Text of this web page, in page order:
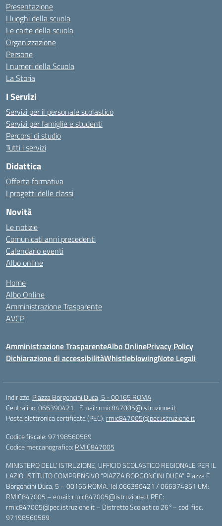
Presentazione
I luoghi della scuola
Le carte della scuola
Organizzazione
Persone
I numeri della Scuola
La Storia
I Servizi
Servizi per il personale scolastico
Servizi per famiglie e studenti
Percorsi di studio
Tutti i servizi
Didattica
Offerta formativa
I progetti delle classi
Novità
Le notizie
Comunicati anni precedenti
Calendario eventi
Albo online
Home
Albo Online
Amministrazione Trasparente
AVCP
Amministrazione TrasparenteAlbo OnlinePrivacy Policy
Dichiarazione di accessibilitàWhistleblowingNote Legali
Indirizzo: Piazza Borgoncini Duca, 5 - 00165 ROMA
Centralino:066390421 Email: rmic847005@istruzione.it
Posta elettronica certificata (PEC): rmic847005@pec.istruzione.it
Codice fiscale: 97198560589
Codice meccanografico: RMIC847005
MINISTERO DELL’ ISTRUZIONE, UFFICIO SCOLASTICO REGIONALE PER IL
LAZIO. ISTITUTO COMPRENSIVO “PIAZZA BORGONCINI DUCA”. Piazza F.
Borgoncini Duca, 5 – 00165 ROMA. Tel.066390421 / 066374351 CM:
RMIC847005 – email: rmic847005@istruzione.it PEC:
rmic847005@pec.istruzione.it – Distretto Scolastico 26°– cod. fisc.
97198560589